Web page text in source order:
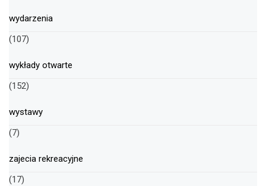
wydarzenia
(107)
wykłady otwarte
(152)
wystawy
(7)
zajecia rekreacyjne
(17)